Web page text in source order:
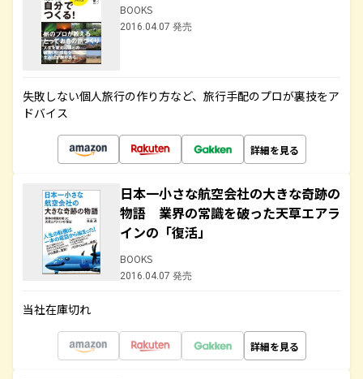
BOOKS
2016.04.07 発売
失敗しない個人旅行の作り方など、旅行手配のプロが裏技をア
ドバイス
詳細を見る
日本一小さな航空会社の大きな奇跡の
物語 業界の常識を破った天草エアラ
インの「復活」
BOOKS
2016.04.07 発売
当社在庫切れ
詳細を見る